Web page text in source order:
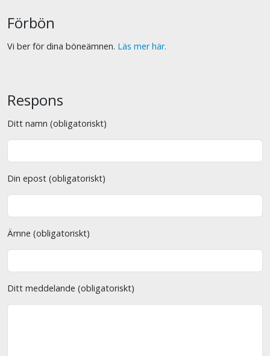
Förbön
Vi ber för dina böneämnen. Läs mer här.
Respons
Ditt namn (obligatoriskt)
Din epost (obligatoriskt)
Ämne (obligatoriskt)
Ditt meddelande (obligatoriskt)